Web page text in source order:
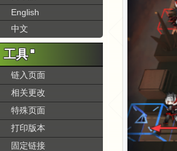
English
中文
工具
链入页面
相关更改
特殊页面
打印版本
固定链接